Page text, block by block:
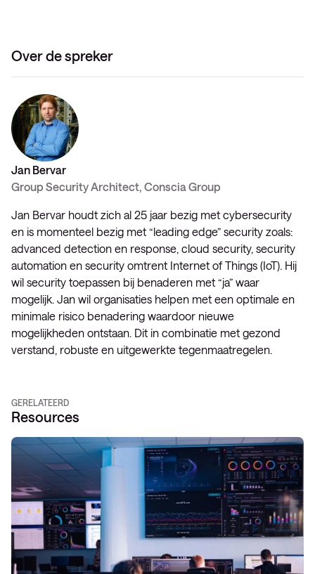
Over de spreker
Jan Bervar
Group Security Architect, Conscia Group
Jan Bervar houdt zich al 25 jaar bezig met cybersecurity
en is momenteel bezig met “leading edge” security zoals:
advanced detection en response, cloud security, security
automation en security omtrent Internet of Things (IoT). Hij
wil security toepassen bij benaderen met “ja” waar
mogelijk. Jan wil organisaties helpen met een optimale en
minimale risico benadering waardoor nieuwe
mogelijkheden ontstaan. Dit in combinatie met gezond
verstand, robuste en uitgewerkte tegenmaatregelen.
GERELATEERD
Resources